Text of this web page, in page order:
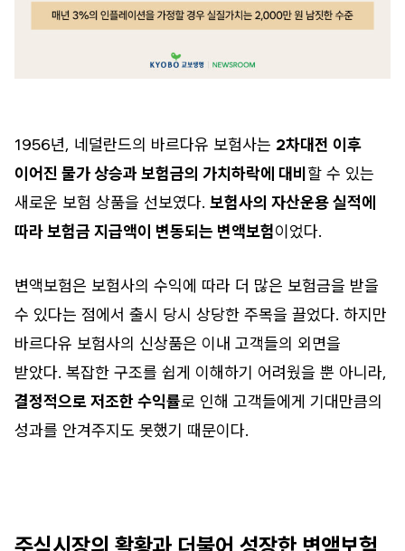
1956년, 네덜란드의 바르다유 보험사는 2차대전 이후
이어진 물가 상승과 보험금의 가치하락에 대비 할 수 있는
새로운 보험 상품을 선보였다. 보험사의 자산운용 실적에
따라 보험금 지급액이 변동되는 변액보험이었다.
변액보험은 보험사의 수익에 따라 더 많은 보험금을 받을
수 있다는 점에서 출시 당시 상당한 주목을 끌었다. 하지만
바르다유 보험사의 신상품은 이내 고객들의 외면을
받았다. 복잡한 구조를 쉽게 이해하기 어려웠을 뿐 아니라,
결정적으로 저조한 수익률로 인해 고객들에게 기대만큼의
성과를 안겨주지도 못했기 때문이다.